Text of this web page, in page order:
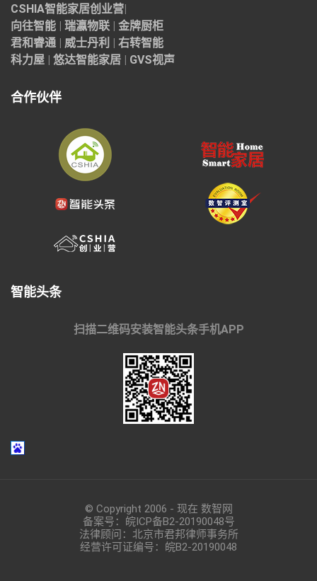
CSHIA智能家居创业营
向往智能
瑞瀛物联
金牌厨柜
君和睿通
威士丹利
右转智能
科力屋
悠达智能家居 GVS视声
合作伙伴
智能头条
扫描二维码安装智能头条手机APP
© Copyright 2006 - 现在 数智网
备案号： 皖ICP备B2-20190048号
法律顾问：北京市君邦律师事务所
经营许可证编号：皖B2-20190048